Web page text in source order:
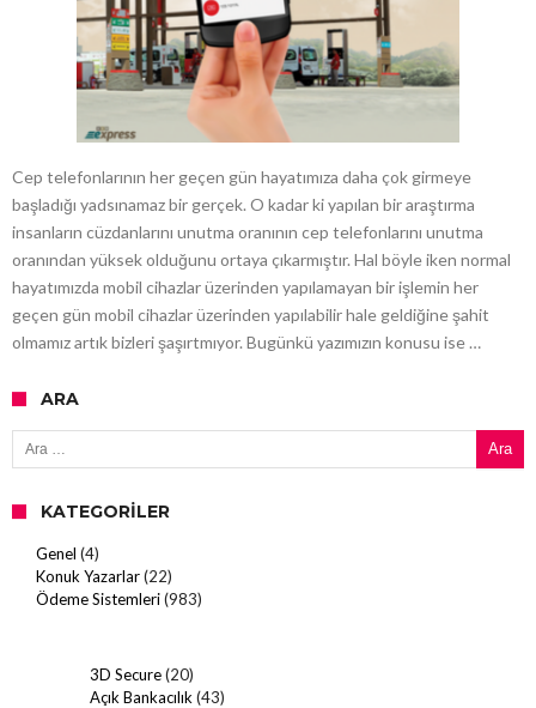
Cep telefonlarının her geçen gün hayatımıza daha çok girmeye
başladığı yadsınamaz bir gerçek. O kadar ki yapılan bir araştırma
insanların cüzdanlarını unutma oranının cep telefonlarını unutma
oranından yüksek olduğunu ortaya çıkarmıştır. Hal böyle iken normal
hayatımızda mobil cihazlar üzerinden yapılamayan bir işlemin her
geçen gün mobil cihazlar üzerinden yapılabilir hale geldiğine şahit
olmamız artık bizleri şaşırtmıyor. Bugünkü yazımızın konusu ise …
ARA
Arama:
KATEGORILER
Genel (4)
Konuk Yazarlar(22)
Ödeme Sistemleri(983)
3D Secure(20)
Açık Bankacılık (43)